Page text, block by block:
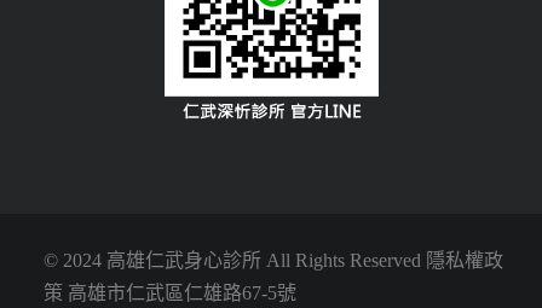
© 2024 高雄仁武身心診所 All Rights Reserved 隱私權政
策 高雄市仁武區仁雄路67-5號